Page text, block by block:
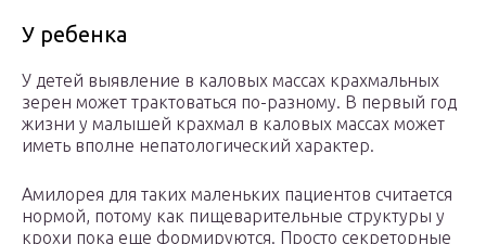
У ребенка
У детей выявление в каловых массах крахмальных
зерен может трактоваться по-разному. В первый год
жизни у малышей крахмал в каловых массах может
иметь вполне непатологический характер.
Амилорея для таких маленьких пациентов считается
нормой, потому как пищеварительные структуры у
крохи пока еще формируются. Просто секреторные